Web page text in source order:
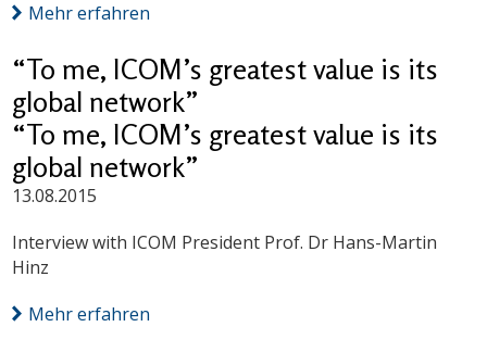
Mehr erfahren
“To me, ICOM’s greatest value is its
global network”
“To me, ICOM’s greatest value is its
global network”
13.08.2015
Interview with ICOM President Prof. Dr Hans-Martin
Hinz
Mehr erfahren